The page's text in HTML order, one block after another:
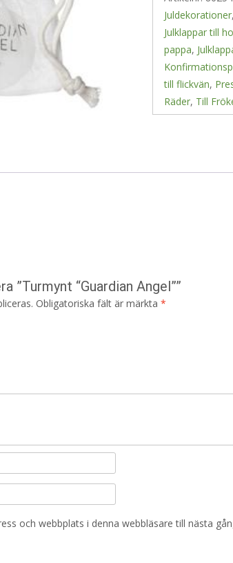
Juldekorationer,
Julklappar till
pappa,
till flickvän,
Räder, Till
”Turmynt “Guardian Angel””
Obligatoriska fält är märkta *
och webbplats i denna webbläsare till nästa